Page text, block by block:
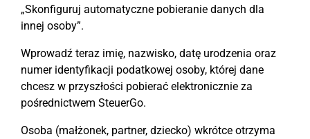
„Skonfiguruj automatyczne pobieranie danych dla
innej osoby”.
Wprowadź teraz imię, nazwisko, datę urodzenia oraz
numer identyfikacji podatkowej osoby, której dane
chcesz w przyszłości pobierać elektronicznie za
pośrednictwem SteuerGo.
Osoba (małżonek, partner, dziecko) wkrótce otrzyma